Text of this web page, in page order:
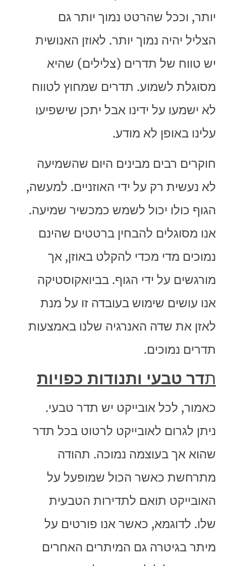
יותר, וככל שהרטט נמוך יותר גם
הצליל יהיה נמוך יותר. לאוזן האנושית
יש טווח של תדרים (צלילים) שהיא
מסוגלת לשמוע. תדרים שמחוץ לטווח
לא ישמעו על ידינו אבל יתכן שישפיעו
עלינו באופן לא מודע.
חוקרים רבים מבינים היום שהשמיעה
לא נעשית רק על ידי האוזניים. למעשה,
הגוף כולו יכול לשמש כמכשיר שמיעה.
אנו מסוגלים להבחין ברטטים שהינם
נמוכים מדי מכדי להקלט באוזן, אך
מורגשים על ידי הגוף. בביואקוסטיקה
אנו עושים שימוש בעובדה זו על מנת
לאזן את שדה האנרגיה שלנו באמצעות
תדרים נמוכים.
תדר טבעי ותנודות כפויות
כאמור, לכל אובייקט יש תדר טבעי.
ניתן לגרום לאובייקט לרטוט בכל תדר
שהוא אך בעוצמה נמוכה. תהודה
מתרחשת כאשר הכול שמופעל על
האובייקט תואם לתדירות הטבעית
שלו. לדוגמא, כאשר אנו פורטים על
מיתר בגיטרה גם המיתרים האחרים